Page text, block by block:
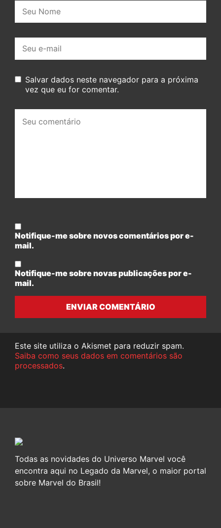
mail:
Salvar dados neste navegador para a próxima
vez que eu for comentar.
comentário:
Notifique-me sobre novos comentários por e-
mail.
Notifique-me sobre novas publicações por e-
mail.
ENVIAR COMENTÁRIO
Este site utiliza o Akismet para reduzir spam.
Saiba como seus dados em comentários são
processados.
Todas as novidades do Universo Marvel você
encontra aqui no Legado da Marvel, o maior portal
sobre Marvel do Brasil!